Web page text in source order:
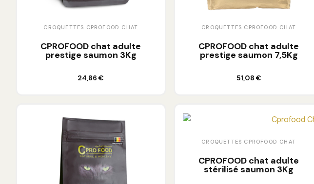
CROQUETTES CPROFOOD CHAT
CPROFOOD chat adulte
prestige saumon 3Kg
24,86 €
Ajouter au panier
CROQUETTES CPROFOOD CHAT
CPROFOOD chat adulte
prestige saumon 7,5Kg
51,08 €
Ajouter au panier
CROQUETTES CPROFOOD CHAT
CPROFOOD chat adulte
stérilisé saumon 3Kg